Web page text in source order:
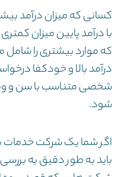
کسانی که میزان درآمد
با درآمد پایین میزان
که موارد بیشتری را
درآمد بالا و خودکفا
شخصی متناسب با سن و
شود.
اگر شما یک شرکت خدمات
باید به طور دقیق به بررسی